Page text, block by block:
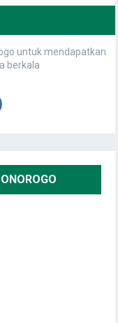
untuk mendapatkan
berkala